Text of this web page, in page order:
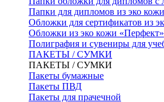
Папки для дипломов из эко
Обложки для сертификатов из
Обложки из эко кожи «Перфект»
Полиграфия и сувениры для
ПАКЕТЫ / СУМКИ
ПАКЕТЫ / СУМКИ
Пакеты бумажные
Пакеты ПВД
Пакеты для прачечной